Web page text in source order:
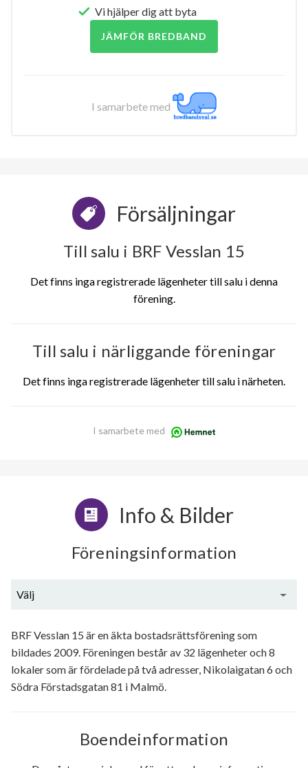
Vi hjälper dig att byta
JÄMFÖR BREDBAND
I samarbete med
Försäljningar
Till salu i BRF Vesslan 15
Det finns inga registrerade lägenheter till salu i denna
förening.
Till salu i närliggande föreningar
Det finns inga registrerade lägenheter till salu i närheten.
I samarbete med
Info & Bilder
Föreningsinformation
Välj
Ekonomi
Utförda renoveringar
BRF Vesslan 15 är en äkta bostadsrättsförening som
bildades 2009. Föreningen består av 32 lägenheter och 8
lokaler som är fördelade på två adresser, Nikolaigatan 6 och
Södra Förstadsgatan 81 i Malmö.
Boendeinformation